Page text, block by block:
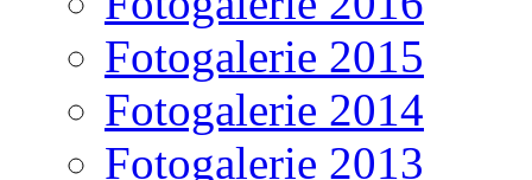
Fotogalerie 2015
Fotogalerie 2014
Fotogalerie 2013